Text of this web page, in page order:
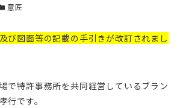
テゴリー
意匠
び図面等の記載の手引きが改訂されまし
で特許事務所を共同経営しているブラン
です。